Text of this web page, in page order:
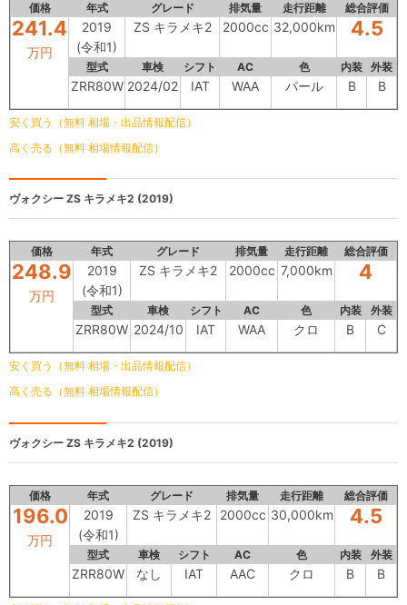
価格 年式 グレード 排気量 走行距離 総合評価
241.4
万円
2019
(令和1)
ZS キラメキ2 2000cc 32,000km 4.5
型式 車検 シフト AC 色 内装 外装
ZRR80W 2024/02 IAT WAA パール B B
安く買う（無料 相場・出品情報配信）
高く売る（無料 相場情報配信）
ヴォクシー ZS キラメキ2 (2019)
価格 年式 グレード 排気量 走行距離 総合評価
248.9
万円
2019
(令和1)
ZS キラメキ2 2000cc 7,000km 4
型式 車検 シフト AC 色 内装 外装
ZRR80W 2024/10 IAT WAA クロ B C
安く買う（無料 相場・出品情報配信）
高く売る（無料 相場情報配信）
ヴォクシー ZS キラメキ2 (2019)
価格 年式 グレード 排気量 走行距離 総合評価
196.0
万円
2019
(令和1)
ZS キラメキ2 2000cc 30,000km 4.5
型式 車検 シフト AC 色 内装 外装
ZRR80W なし IAT AAC クロ B B